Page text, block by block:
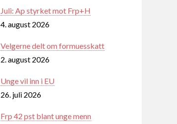
Juli: Ap styrket mot Frp+H
4. august 2026
Velgerne delt om formuesskatt
2. august 2026
Unge vil inn i EU
26. juli 2026
Frp 42 pst blant unge menn